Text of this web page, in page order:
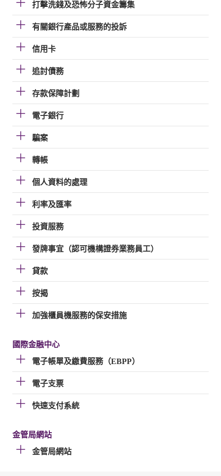
打擊洗錢及恐怖分子資金籌集
有關銀行產品或服務的投訴
信用卡
追討債務
存款保障計劃
電子銀行
騙案
轉帳
個人資料的處理
利率及匯率
投資服務
發牌事宜（認可機構證券業務員工）
貸款
按揭
加強櫃員機服務的保安措施
國際金融中心
電子帳單及繳費服務（EBPP）
電子支票
快速支付系統
金管局網站
金管局網站